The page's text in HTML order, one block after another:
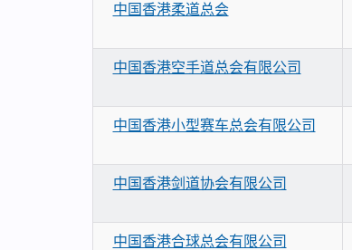
中国香港柔道总会
中国香港空手道总会有限公司
中国香港小型赛车总会有限公司
中国香港剑道协会有限公司
中国香港合球总会有限公司